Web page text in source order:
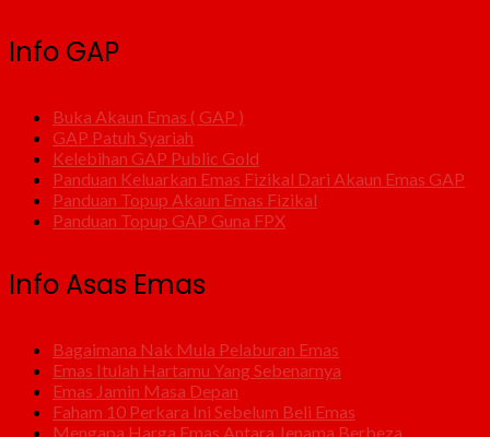
Info GAP
Buka Akaun Emas ( GAP )
GAP Patuh Syariah
Kelebihan GAP Public Gold
Panduan Keluarkan Emas Fizikal Dari Akaun Emas GAP
Panduan Topup Akaun Emas Fizikal
Panduan Topup GAP Guna FPX
Info Asas Emas
Bagaimana Nak Mula Pelaburan Emas
Emas Itulah Hartamu Yang Sebenarnya
Emas Jamin Masa Depan
Faham 10 Perkara Ini Sebelum Beli Emas
Mengapa Harga Emas Antara Jenama Berbeza